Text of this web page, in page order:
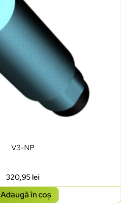
V3-NP
320,95lei
Adaugă în coș